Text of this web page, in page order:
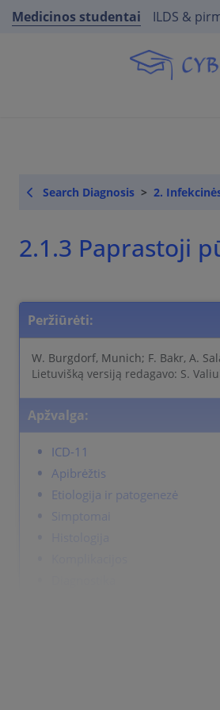
Medicinos studentai ILDS &
Search Diagnosis 2.
2.1.3 Paprastoji
Peržiūrėti:
W. Burgdorf, Munich; F. Bakr, A.
Lietuvišką versiją redagavo: S.
Apžvalga:
ICD-11
Apibrėžtis
Etiologija ir patogenezė
Simptomai